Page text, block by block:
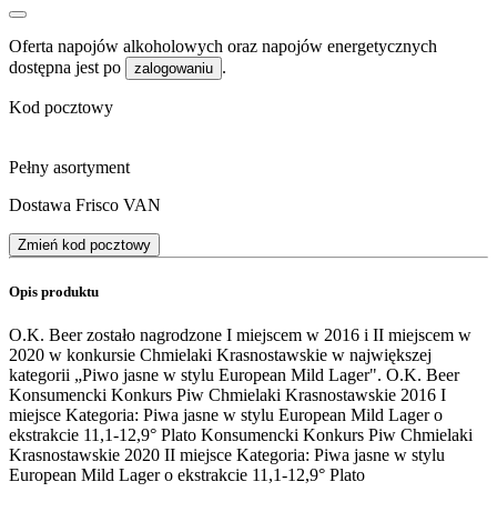
Oferta napojów alkoholowych oraz napojów energetycznych
dostępna jest po
zalogowaniu .
Kod pocztowy
Pełny asortyment
Dostawa Frisco VAN
Zmień kod pocztowy
Opis produktu
O.K. Beer zostało nagrodzone I miejscem w 2016 i II miejscem w
2020 w konkursie Chmielaki Krasnostawskie w największej
kategorii „Piwo jasne w stylu European Mild Lager". O.K. Beer
Konsumencki Konkurs Piw Chmielaki Krasnostawskie 2016 I
miejsce Kategoria: Piwa jasne w stylu European Mild Lager o
ekstrakcie 11,1-12,9° Plato Konsumencki Konkurs Piw Chmielaki
Krasnostawskie 2020 II miejsce Kategoria: Piwa jasne w stylu
European Mild Lager o ekstrakcie 11,1-12,9° Plato